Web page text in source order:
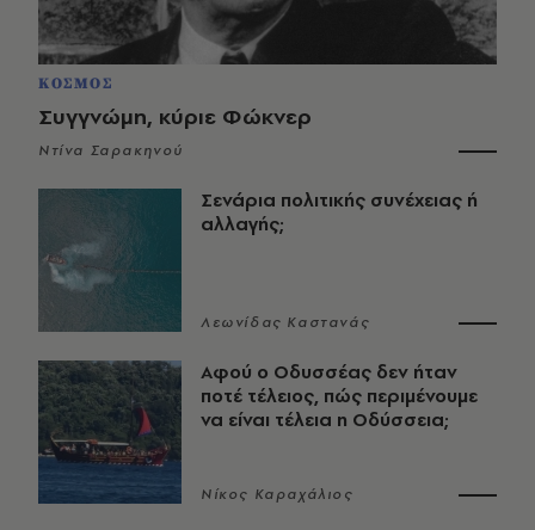
ΚΟΣΜΟΣ
Συγγνώμη, κύριε Φώκνερ
Ντίνα Σαρακηνού
Σενάρια πολιτικής συνέχειας ή
αλλαγής;
Λεωνίδας Καστανάς
Αφού ο Οδυσσέας δεν ήταν
ποτέ τέλειος, πώς περιμένουμε
να είναι τέλεια η Οδύσσεια;
Νίκος Καραχάλιος